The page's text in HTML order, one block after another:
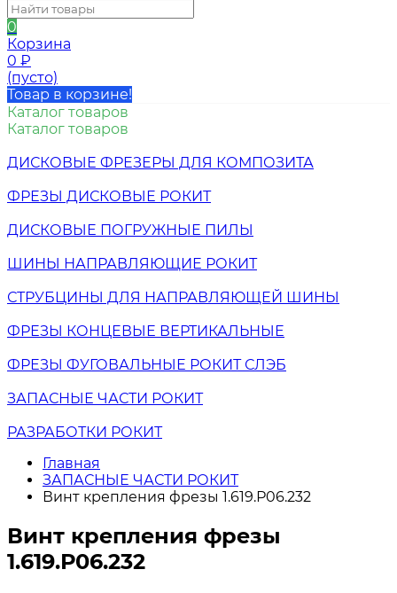
0
Корзина
0 ₽
(пусто)
Товар в корзине!
Каталог товаров
Каталог товаров
ДИСКОВЫЕ ФРЕЗЕРЫ ДЛЯ КОМПОЗИТА
ФРЕЗЫ ДИСКОВЫЕ РОКИТ
ДИСКОВЫЕ ПОГРУЖНЫЕ ПИЛЫ
ШИНЫ НАПРАВЛЯЮЩИЕ РОКИТ
СТРУБЦИНЫ ДЛЯ НАПРАВЛЯЮЩЕЙ ШИНЫ
ФРЕЗЫ КОНЦЕВЫЕ ВЕРТИКАЛЬНЫЕ
ФРЕЗЫ ФУГОВАЛЬНЫЕ РОКИТ СЛЭБ
ЗАПАСНЫЕ ЧАСТИ РОКИТ
РАЗРАБОТКИ РОКИТ
Главная
ЗАПАСНЫЕ ЧАСТИ РОКИТ
Винт крепления фрезы 1.619.Р06.232
Винт крепления фрезы
1.619.Р06.232